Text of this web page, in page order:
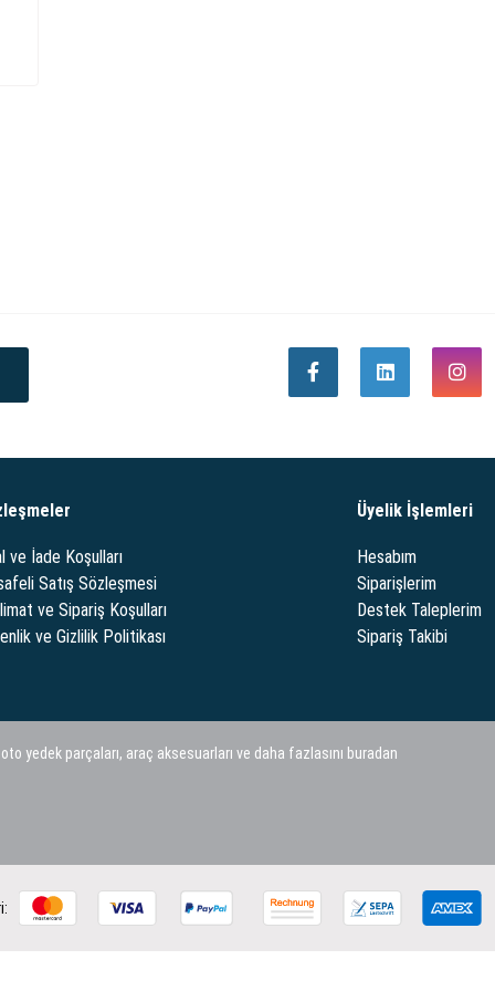
ve İade Koşulları
Satış Sözleşmesi
ve Sipariş Koşulları
ve Gizlilik Politikası
Üyelik İşlemleri
Hesabım
Siparişlerim
Destek Taleplerim
Sipariş Takibi
yedek parçaları, araç aksesuarları ve daha fazlasını buradan